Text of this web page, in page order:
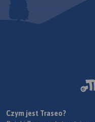
Czym jest Traseo?